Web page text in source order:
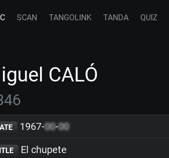
SCAN TANGOLINK TANDA QUIZ
CALÓ
1967-00-00
El chupete